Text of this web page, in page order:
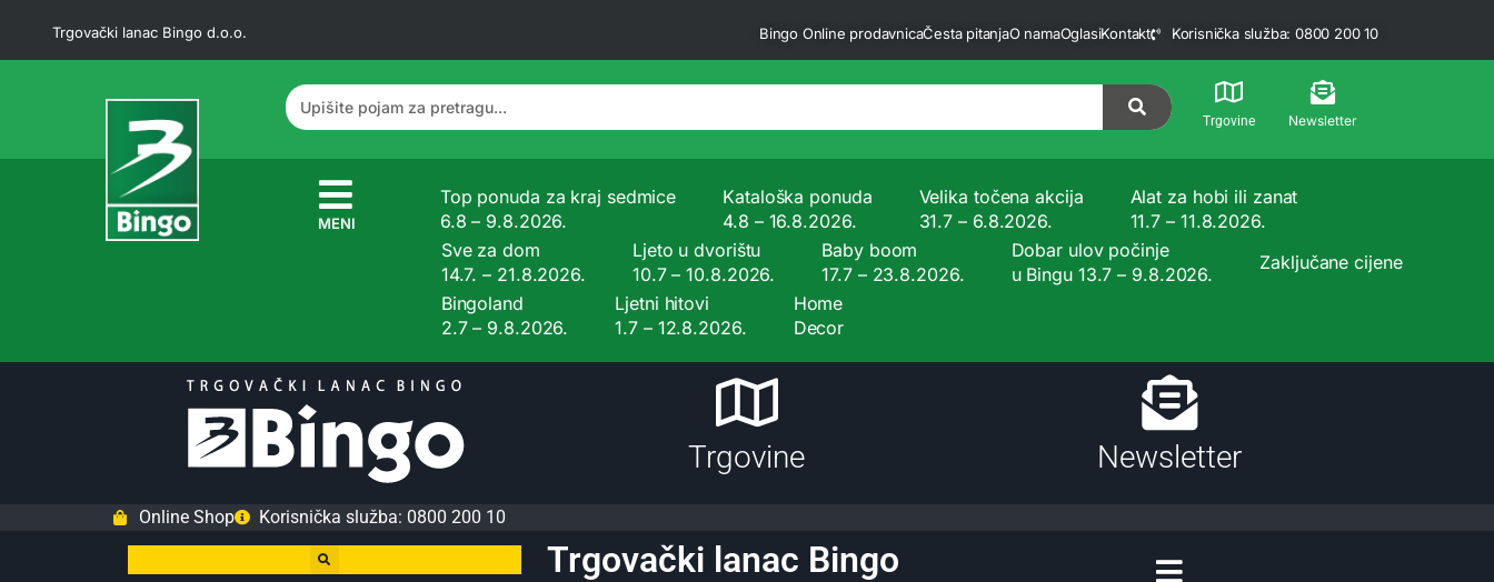
Trgovački lanac Bingo d.o.o. Bingo Online prodavnicaČesta pitanjaO namaOglasiKontakt Korisnička služba: 0800 200 10
Trgovine Newsletter
MENI
Top ponuda za kraj sedmice
6.8 – 9.8.2026.
Kataloška ponuda
4.8 – 16.8.2026.
Velika točena akcija
31.7 – 6.8.2026.
Alat za hobi ili zanat
11.7 – 11.8.2026.
Sve za dom
14.7. – 21.8.2026.
Ljeto u dvorištu
10.7 – 10.8.2026.
Baby boom
17.7 – 23.8.2026.
Dobar ulov počinje
u Bingu 13.7 – 9.8.2026.
Zaključane cijene
Bingoland
2.7 – 9.8.2026.
Ljetni hitovi
1.7 – 12.8.2026.
Home
Decor
Trgovine Newsletter
Online Shop Korisnička služba: 0800 200 10
Trgovački lanac Bingo